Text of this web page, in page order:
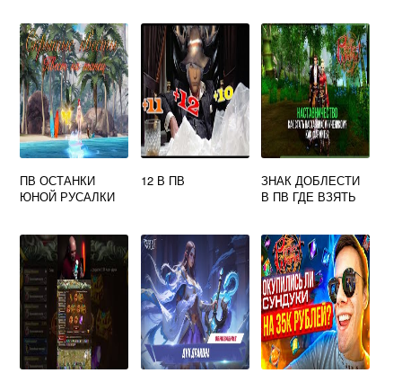
ПВ ОСТАНКИ
ЮНОЙ РУСАЛКИ
12 В ПВ
ЗНАК ДОБЛЕСТИ
В ПВ ГДЕ ВЗЯТЬ